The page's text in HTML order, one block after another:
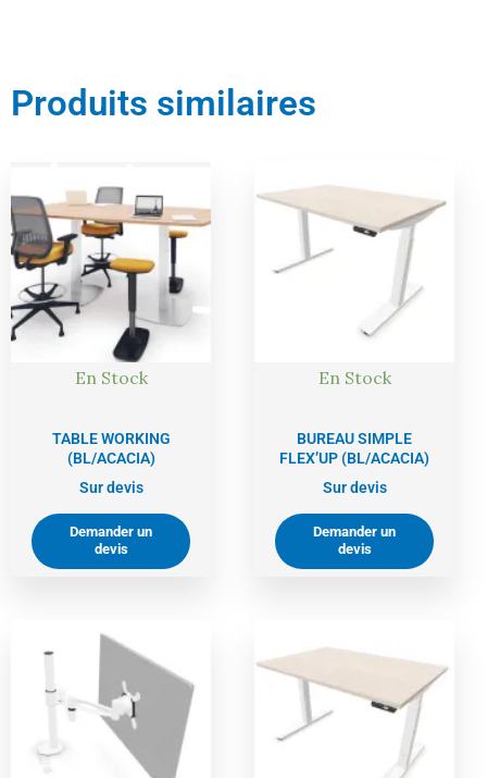
Produits similaires
En Stock
TABLE WORKING
(BL/ACACIA)
Sur devis
Demander un
devis
En Stock
BUREAU SIMPLE
FLEX’UP (BL/ACACIA)
Sur devis
Demander un
devis